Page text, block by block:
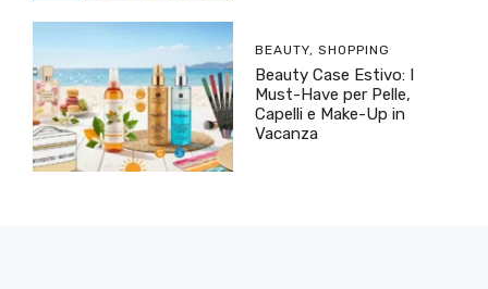
BEAUTY, SHOPPING
Beauty Case Estivo: I
Must-Have per Pelle,
Capelli e Make-Up in
Vacanza